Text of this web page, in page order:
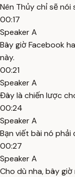
Nên Thủy chỉ sẽ
00:17
Speaker A
Bây giờ Facebook
này.
00:21
Speaker A
Đây là chiến lược
00:24
Speaker A
Bạn viết bài nó phải
00:27
Speaker A
Cho dù nha, bây